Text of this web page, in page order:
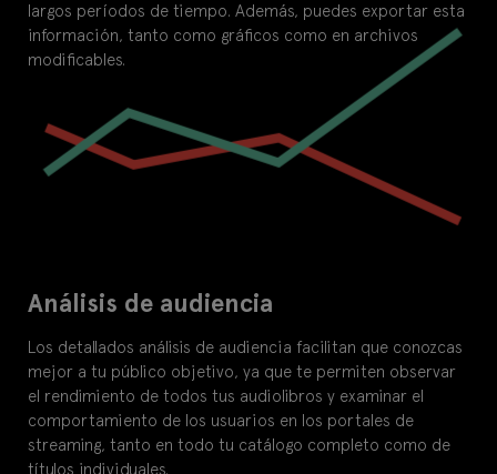
largos períodos de tiempo. Además, puedes exportar esta
información, tanto como gráficos como en archivos
modificables.
Análisis de audiencia
Los detallados análisis de audiencia facilitan que conozcas
mejor a tu público objetivo, ya que te permiten observar
el rendimiento de todos tus audiolibros y examinar el
comportamiento de los usuarios en los portales de
streaming, tanto en todo tu catálogo completo como de
títulos individuales.